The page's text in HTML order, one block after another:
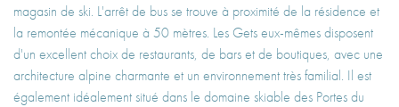
magasin de ski. L'arrêt de bus se trouve à proximité de la résidence et
la remontée mécanique à 50 mètres. Les Gets eux-mêmes disposent
d'un excellent choix de restaurants, de bars et de boutiques, avec une
architecture alpine charmante et un environnement très familial. Il est
également idéalement situé dans le domaine skiable des Portes du